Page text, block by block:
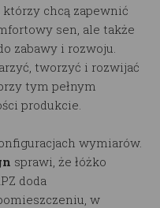
którzy chcą zapewnić
sen, ale także
zabawy i rozwoju.
tworzyć i rozwijać
tym pełnym
produkcie.
wymiarów.
sprawi, że łóżko
doda
w